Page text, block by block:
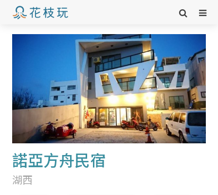
諾亞方舟民宿
湖西